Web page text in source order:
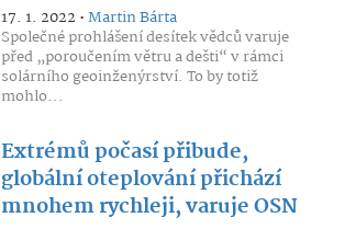
17. 1. 2022 •Martin Bárta
Společné prohlášení desítek vědců varuje
před „poroučením větru a dešti“ v rámci
solárního geoinženýrství. To by totiž
mohlo...
Extrémů počasí přibude,
globální oteplování přichází
mnohem rychleji, varuje OSN